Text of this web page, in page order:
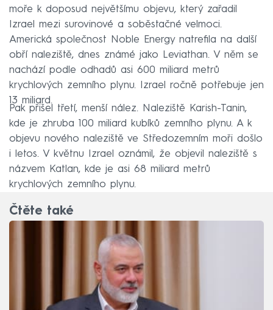
moře k doposud největšímu objevu, který zařadil
Izrael mezi surovinové a soběstačné velmoci.
Americká společnost Noble Energy natrefila na další
obří naleziště, dnes známé jako Leviathan. V něm se
nachází podle odhadů asi 600 miliard metrů
krychlových zemního plynu. Izrael ročně potřebuje jen
13 miliard.
Pak přišel třetí, menší nález. Naleziště Karish-Tanin,
kde je zhruba 100 miliard kubíků zemního plynu. A k
objevu nového naleziště ve Středozemním moři došlo
i letos. V květnu Izrael oznámil, že objevil naleziště s
názvem Katlan, kde je asi 68 miliard metrů
krychlových zemního plynu.
Čtěte také